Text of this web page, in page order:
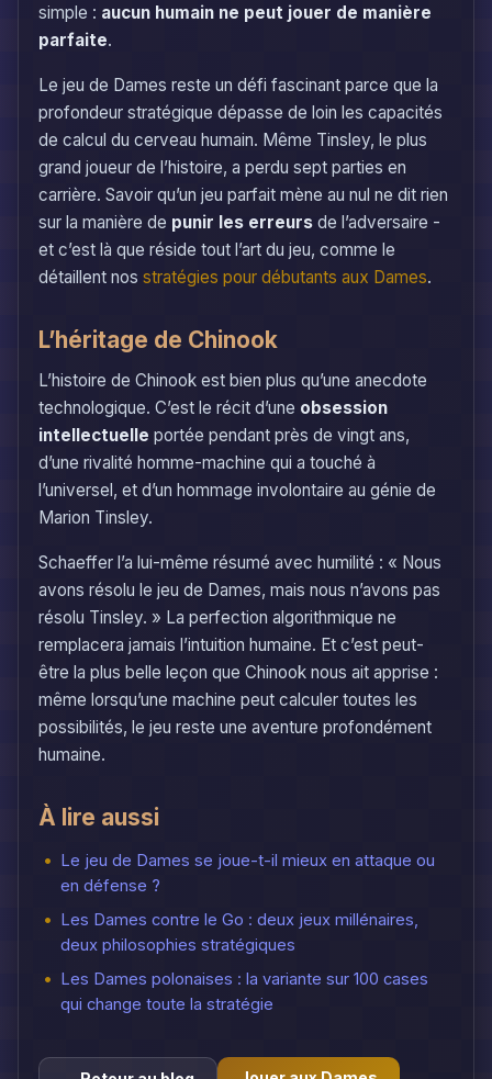
simple : aucun humain ne peut jouer de manière
parfaite.
Le jeu de Dames reste un défi fascinant parce que la
profondeur stratégique dépasse de loin les capacités
de calcul du cerveau humain. Même Tinsley, le plus
grand joueur de l’histoire, a perdu sept parties en
carrière. Savoir qu’un jeu parfait mène au nul ne dit rien
sur la manière de punir les erreurs de l’adversaire -
et c’est là que réside tout l’art du jeu, comme le
détaillent nos stratégies pour débutants aux Dames.
L’héritage de Chinook
L’histoire de Chinook est bien plus qu’une anecdote
technologique. C’est le récit d’une obsession
intellectuelle portée pendant près de vingt ans,
d’une rivalité homme-machine qui a touché à
l’universel, et d’un hommage involontaire au génie de
Marion Tinsley.
Schaeffer l’a lui-même résumé avec humilité : « Nous
avons résolu le jeu de Dames, mais nous n’avons pas
résolu Tinsley. » La perfection algorithmique ne
remplacera jamais l’intuition humaine. Et c’est peut-
être la plus belle leçon que Chinook nous ait apprise :
même lorsqu’une machine peut calculer toutes les
possibilités, le jeu reste une aventure profondément
humaine.
À lire aussi
Le jeu de Dames se joue-t-il mieux en attaque ou
en défense ?
Les Dames contre le Go : deux jeux millénaires,
deux philosophies stratégiques
Les Dames polonaises : la variante sur 100 cases
qui change toute la stratégie